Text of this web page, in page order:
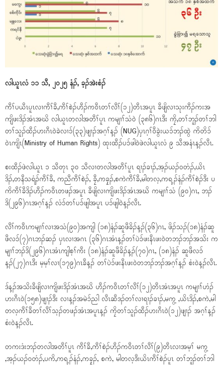
လါယူၤလံ ၁၁ သီ, ၂၀၂၅ နံၣ်, ခ့ၣ်အဲးစံၣ်
ကီၢ်ပယီၤပူၤလၢကီၢ်ခီ,ကီၢ်စဲၣ်ဟီၣ်က၀ီၤတၢ်လီၢ်(၁၂)တီၤအပူၤ ခီဖျိလၢသုးကီၣ်ကးအ
ကျိဖးဒိၣ်အံၤအဃိ လါယူၤတလါအတီၢ်ပူၤ ကမျၢၢ်သံ၀ဲ (၃၈၆)ဂၤဒီး ကၠိ,တၢ်ဘူၣ်တၢ်ဘါ
တၢ်သူၣ်ထီၣ်ဟးဂီၤ၀ဲခဲလၢၥ်(၃၃)ဖျၢၣ်အဂ့ၢ်န့ၣ် (NUG)ပှၤဂ့ၢ်၀ီခွဲးယၥ်ဘၣ်ထွဲ ကိတိၥ်
၀ဲၤကျိၤ(Ministry of Human Rights) ထုးထီၣ်ပၥ်ဖါ၀ဲဖဲလါယူၤလံ ၉ သီအနံၤန့ၣ်လီၤ.
စးထီၣ်ဖဲလါယူၤ ၁ သီတုၤ ၃၀ သီလၢတလါအတီၢ်ပူၤ ရၢၣ်ခၢၣ်,အ့ၣ်ယၣ်၀တံၣ်,ယိၤ
ဒိၣ်,တနီသရံၣ်ကီၢ်ခီ, ကညီကီၢ်စဲၣ်, ခၠီ,ကခၠ့ၣ်,စကဲကီၢ်ခီ,မါတလ့,ကရ့ၣ်နံၣ်ကီၢ်စဲၣ်ဒီး ပ
ကိကီၢ်ခီဒိၣ်ဟီၣ်က၀ီၤတဖၣ်အပူၤ ခီဖျိလၢကျိဖးဒိၣ်အံၤအဃိ ကမျၢၢ်သံ (၉၀)ဂၤ, ဘၣ်
ဒိ(၂၉၆)ဂၤအဂ့ၢ်န့ၣ် လံၥ်တၢ်ပၥ်ဖျါအပူၤ ပၥ်ဖျါ၀ဲန့ၣ်လီၤ.
လီၢ်က၀ီၤကမျၢၢ်လၢအသံ(၉၀)အကျါ (၁၈)နံၣ်ဆူဖီခိၣ်န့ၣ်(၃၆)ဂၤ, ဖိၣ်သၣ်(၁၈)နံၣ်ဆူ
ဖီလၥ်(၇)ဂၤဘၣ်ဆၣ် ပှၤလၢအဂၤ (၃၆)ဂၤအံၤန့ၣ်တၢ်ပဲၥ်ဖးနီၤဖး၀ဲတဘၣ်ဘၣ်အသိး က
မျၢၢ်ဘၣ်ဒိ(၂၉၆)ဂၤအံၤကျါစ့ၢ်ကီး (၁၈)နံၣ်ဆူဖီခိၣ်န့ၣ်(၇၀)ဂၤ, (၁၈)နံၣ် ဆူဖီလၥ်
န့ၣ်(၂၇)ဂၤဒီး မ့မ့ၢ်လၢ(၁၇၉)ဂၤခီန့ၣ် တၢ်ပဲၥ်ဖးနီၤဖး၀ဲတဘၣ်ဘၣ်အဂ့ၢ်န့ၣ် စံး၀ဲန့ၣ်လီၤ.
ဒ်န့ၣ်အသိးခီဖျိလၢကျိဖးဒိၣ်အံၤအဃိ ဟီၣ်က၀ီၤတၢ်လီၢ်(၁၂)တီၤအံၤအပူၤ ကမျၢၢ်ဟံၣ်
ဟးဂီၤ၀ဲ(၁၅၈)ဖျၢၣ်ဒီး လၢန့ၣ်အမဲၥ်ညါ လီၤဆီဒၣ်တၢ်လၢရၢၣ်ခၢၣ်,မကွ့ ,ယိၤဒိၣ်,စကဲ,မါ
တလ့ကီၢ်ခီတၢ်လီၢ်သ့ၣ်တဖၣ်အံၤအပူၤန့ၣ် ကၠိတၢ်သူၣ်ထီၣ်ဟးဂီၤ၀ဲ(၁၂)ဖျၢၣ် အဂ့ၢ်န့ၣ်
စံး၀ဲန့ၣ်လီၤ.
တကးဒံးဘၣ်တလါအတီၢ်ပူၤ ကီၢ်ခီ,ကီၢ်စဲၣ်ဟီၣ်က၀ီၤတၢ်လီၢ်(၉)တီၤလၢအမ့ၢ် မကွ့
,အ့ၣ်ယၣ်၀တံၣ်,ပကိ,ကရ့ၣ်နံၣ်,ကခၠ့ၣ်, စကဲ, မါတလ့ဒီးယိၤကီၢ်စဲၣ်ပူၤ တၢ်ဘူၣ်တၢ်ဘါ